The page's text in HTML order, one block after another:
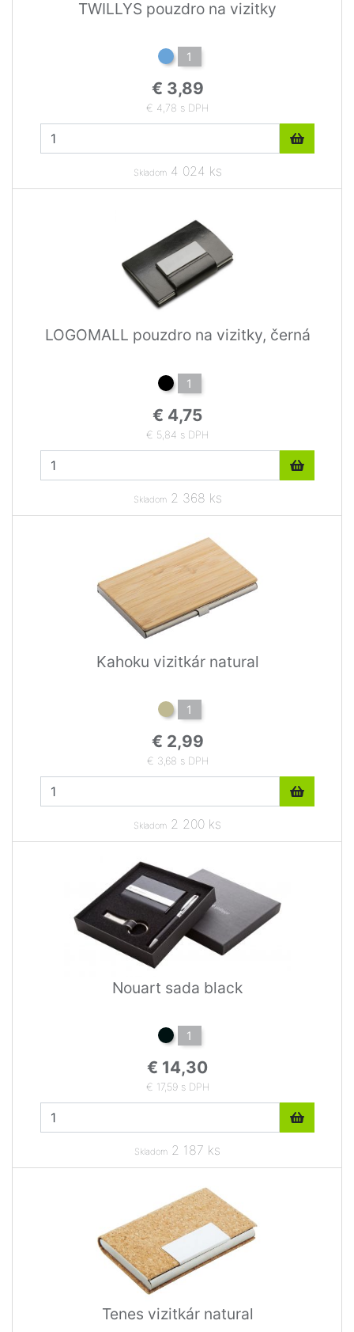
TWILLYS pouzdro na vizitky
1
€ 3,89
€ 4,78 s DPH
Skladom4 024 ks
LOGOMALL pouzdro na vizitky, černá
1
€ 4,75
€ 5,84 s DPH
Skladom2 368 ks
Kahoku vizitkár natural
1
€ 2,99
€ 3,68 s DPH
Skladom 2 200 ks
Nouart sada black
1
€ 14,30
€ 17,59 s DPH
Skladom 2 187 ks
Tenes vizitkár natural